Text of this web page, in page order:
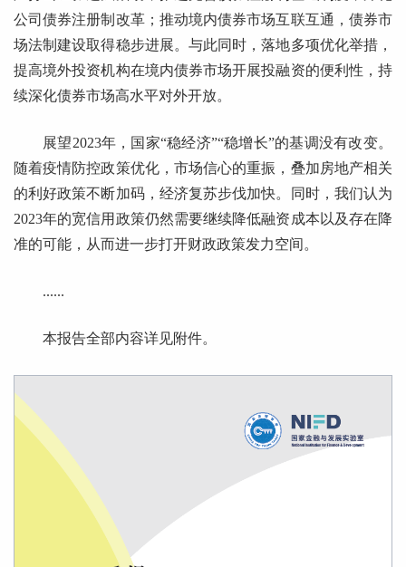
公司债券注册制改革；推动境内债券市场互联互通，债券市
场法制建设取得稳步进展。与此同时，落地多项优化举措，
提高境外投资机构在境内债券市场开展投融资的便利性，持
续深化债券市场高水平对外开放。
展望2023年，国家“稳经济”“稳增长”的基调没有改变。
随着疫情防控政策优化，市场信心的重振，叠加房地产相关
的利好政策不断加码，经济复苏步伐加快。同时，我们认为
2023年的宽信用政策仍然需要继续降低融资成本以及存在降
准的可能，从而进一步打开财政政策发力空间。
......
本报告全部内容详见附件。